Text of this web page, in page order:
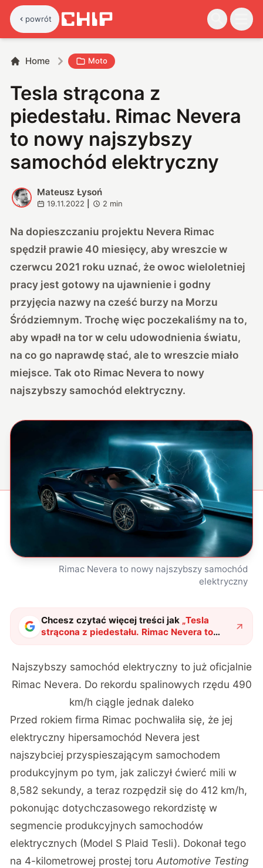
powrót
Home Moto
Tesla strącona z
piedestału. Rimac Nevera
to nowy najszybszy
samochód elektryczny
M
Mateusz Łysoń
19.11.2022 2 min
Na dopieszczaniu projektu Nevera Rimac
spędził prawie 40 miesięcy, aby wreszcie w
czerwcu 2021 roku uznać, że owoc wieloletniej
pracy jest gotowy na ujawnienie i godny
przyjęcia nazwy na cześć burzy na Morzu
Śródziemnym. Trochę więc poczekaliśmy na to,
aby wpadł na tor w celu udowodnienia światu,
na co go naprawdę stać, ale to wreszcie miało
miejsce. Tak oto Rimac Nevera to nowy
najszybszy samochód elektryczny.
Rimac Nevera to nowy najszybszy samochód
elektryczny
Chcesz czytać więcej treści jak „Tesla
strącona z piedestału. Rimac Nevera to
nowy najszybszy samochód elektryczny"?
Najszybszy samochód elektryczny to już oficjalnie
Rimac Nevera. Do rekordu spalinowych rzędu 490
km/h ciągle jednak daleko
Przed rokiem firma Rimac pochwaliła się, że jej
elektryczny hipersamochód Nevera jest
najszybciej przyspieszającym samochodem
produkcyjnym po tym, jak zaliczył ćwierć mili w
8,582 sekundy, a teraz rozpędził się do 412 km/h,
pokonując dotychczasowego rekordzistę w
segmencie produkcyjnych samochodów
elektrycznych (Model S Plaid Tesli). Dokonał tego
na 4-kilometrowej prostej toruAutomotive Testing